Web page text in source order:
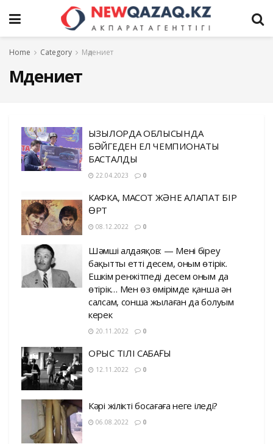
Home Category Мәдениет
Мәдениет
ҚЫЗЫЛОРДА ОБЛЫСЫНДА
БӘЙГЕДЕН ЕЛ ЧЕМПИОНАТЫ
БАСТАЛДЫ
22.04.2023 0
КАФКА, МАҚСОТ ЖӘНЕ АЛАПАТ БІР
ӨРТ
08.12.2022 0
Шәмші Қалдаяқов: — Мені біреу
бақытты етті десем, оным өтірік.
Ешкім ренжітпеді десем оным да
өтірік… Мен өз өмірімде қанша ән
салсам, сонша жылаған да болуым
керек
20.11.2022 0
ОРЫС ТІЛІ САБАҒЫ
12.11.2022 0
Кәрі жілікті босағаға неге іледі?
06.08.2022 0